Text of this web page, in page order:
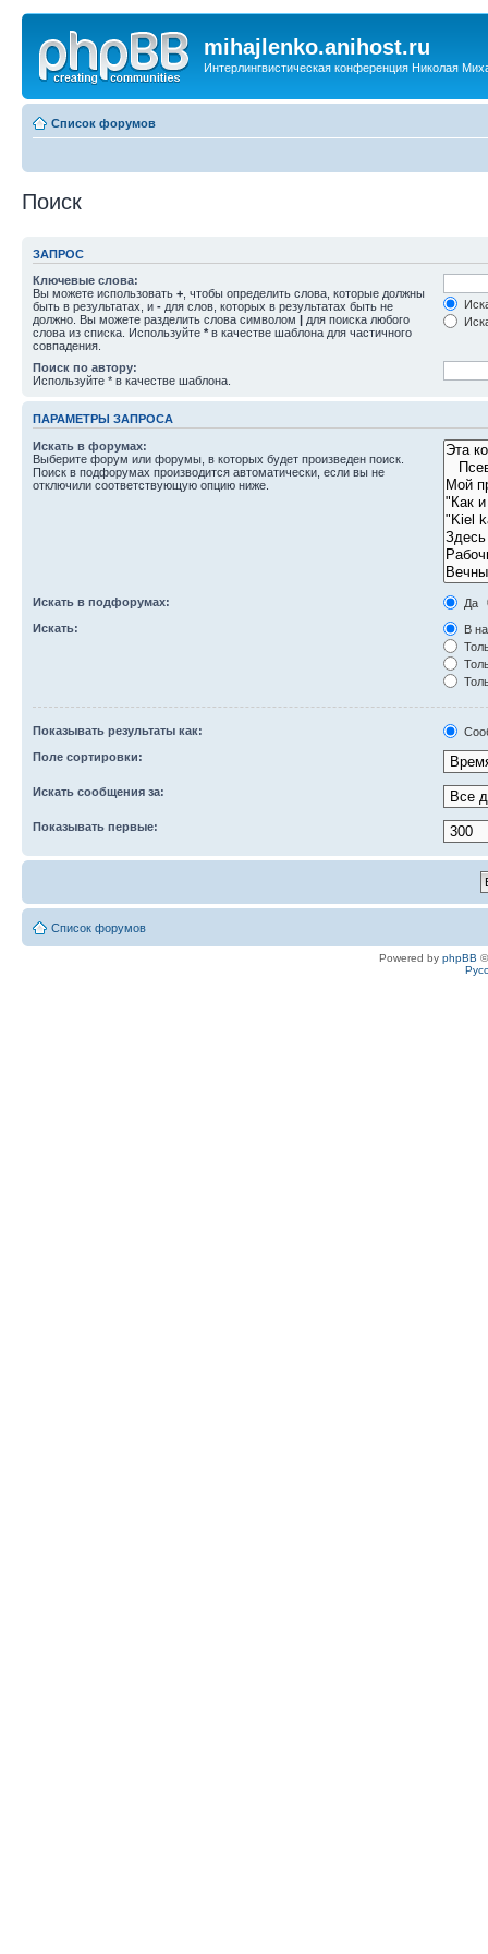
mihajlenko.anihost.ru
Интерлингвистическая конференция Николая
Список форумов
Поиск
ЗАПРОС
Ключевые слова:
Вы можете использовать + , чтобы определить слова, которые должны
быть в результатах, и - для слов, которых в результатах быть не
должно. Вы можете разделить слова символом | для поиска любого
слова из списка. Используйте * в качестве шаблона для частичного
совпадения.
Поиск по автору:
Используйте * в качестве шаблона.
ПАРАМЕТРЫ ЗАПРОСА
Искать в форумах:
Выберите форум или форумы, в которых будет произведен поиск.
Поиск в подфорумах производится автоматически, если вы не
отключили соответствующую опцию ниже.
Искать в подфорумах:
Да
Искать:
В
Показывать результаты как:
Поле сортировки:
Искать сообщения за:
Показывать первые:
Список форумов
Powered by phpBB